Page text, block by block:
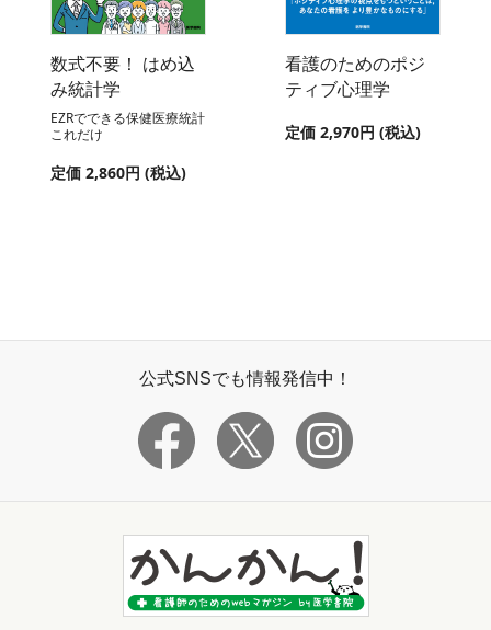
数式不要！ はめ込
み統計学
EZRでできる保健医療統計
これだけ
定価 2,860円 (税込)
看護のためのポジ
ティブ心理学
定価 2,970円 (税込)
公式SNSでも情報発信中！